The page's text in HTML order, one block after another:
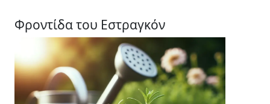
Φροντίδα του Εστραγκόν